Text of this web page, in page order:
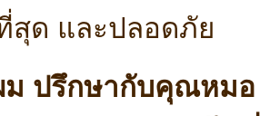
สุด และปลอดภัย
ม ปรึกษากับคุณหมอ